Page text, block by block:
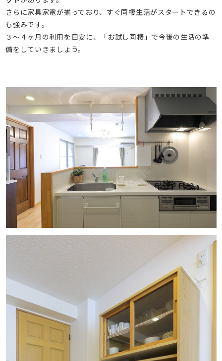
さらに家具家電が揃っており、すぐ同棲生活がスタートできるの
も強みです。
３～４ヶ月の利用を目安に、「お試し同棲」で今後の生活の準
備をしていきましょう。